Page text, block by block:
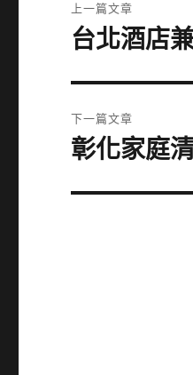
章
上一篇文章
上
篇
文
章:
台北酒店
下一篇文章
下
篇
彰化家庭